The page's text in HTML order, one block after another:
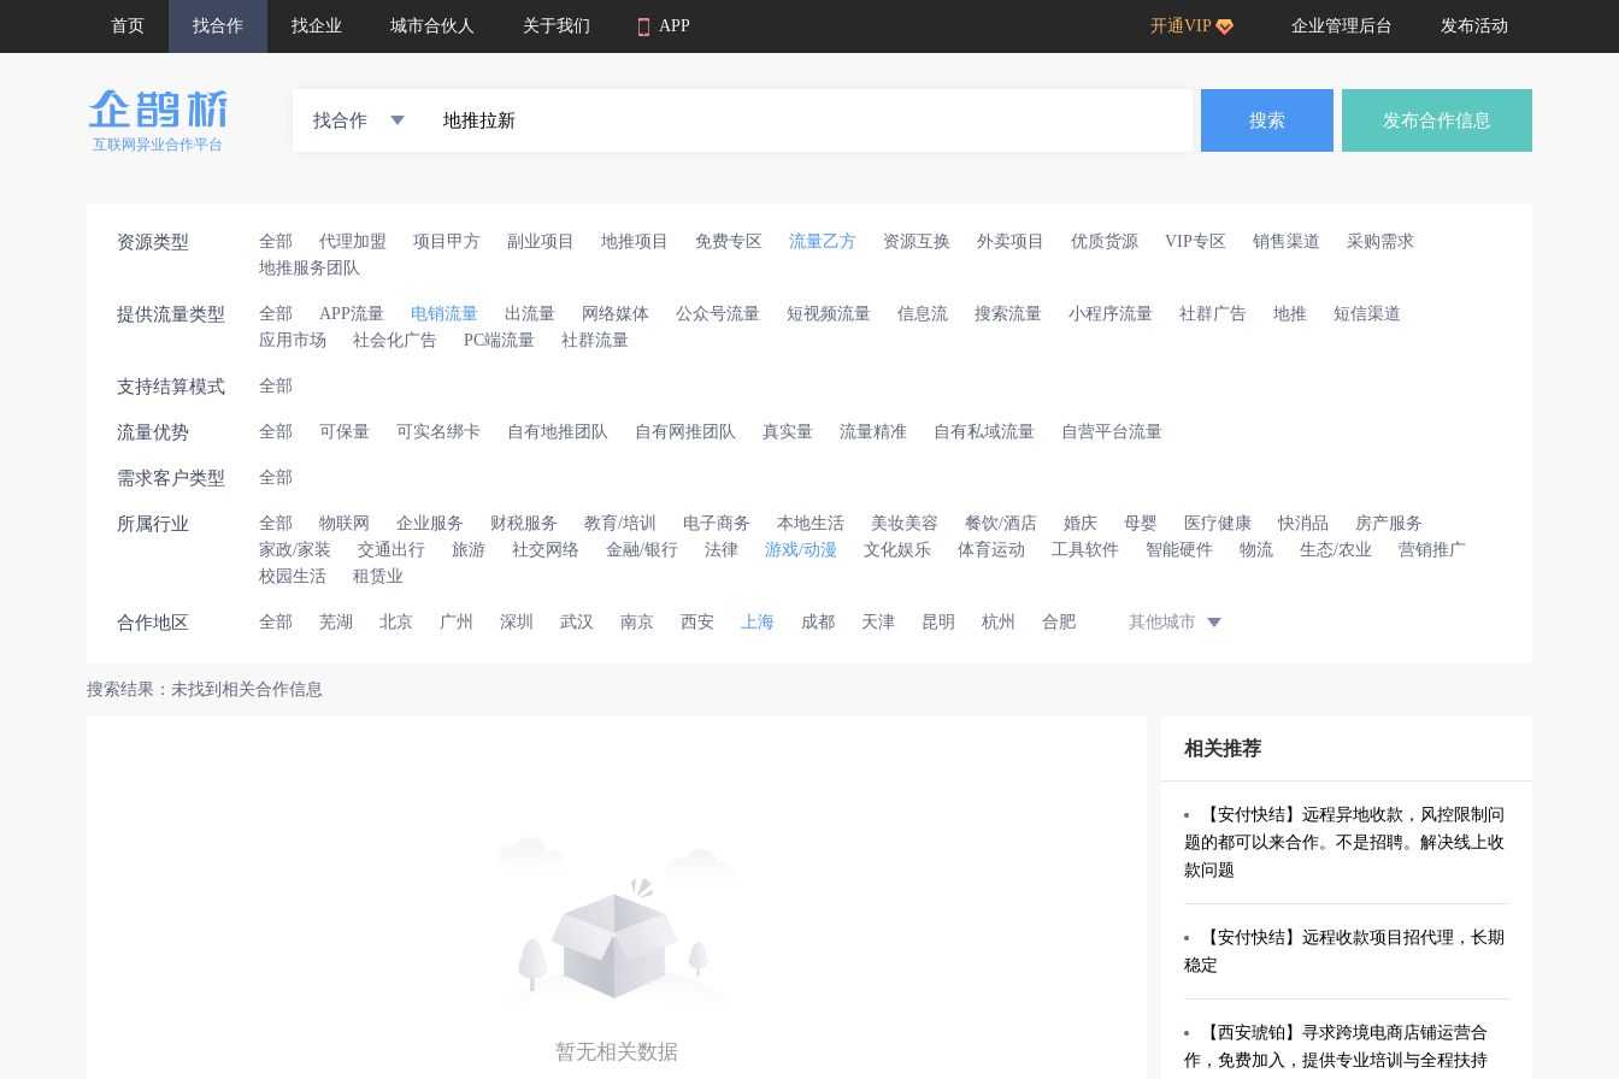
首页 找合作 找企业 城市合伙人 关于我们 APP 开通VIP 企业管理后台 发布活动
互联网异业合作平台
找合作 搜索 发布合作信息
资源类型 全部 代理加盟 项目甲方 副业项目 地推项目 免费专区 流量乙方 资源互换 外卖项目 优质货源 VIP专区 销售渠道
采购需求
地推服务团队
提供流量类型 全部 APP流量 电销流量 出流量 网络媒体 公众号流量 短视频流量 信息流 搜索流量 小程序流量 社群广告 地推
短信渠道
应用市场
社会化广告 PC端流量 社群流量
支持结算模式 全部
流量优势 全部 可保量 可实名绑卡 自有地推团队 自有网推团队 真实量 流量精准 自有私域流量 自营平台流量
需求客户类型 全部
所属行业 全部 物联网 企业服务 财税服务 教育/培训 电子商务 本地生活 美妆美容 餐饮/酒店 婚庆 母婴 医疗健康 快消品
房产服务
家政/家装
交通出行 旅游 社交网络 金融/银行 法律 游戏/动漫 文化娱乐 体育运动 工具软件 智能硬件 物流 生态/农业
营销推广
校园生活
租赁业
合作地区 全部 芜湖 北京 广州 深圳 武汉 南京 西安 上海 成都 天津 昆明 杭州 合肥 其他城市
搜索结果：未找到相关合作信息
暂无相关数据
相关推荐
【安付快结】远程异地收款，风控限制问
题的都可以来合作。不是招聘。解决线上收
款问题
【安付快结】远程收款项目招代理，长期
稳定
【西安琥铂】寻求跨境电商店铺运营合
作，免费加入，提供专业培训与全程扶持